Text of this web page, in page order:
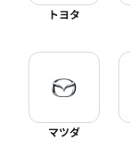
トヨタ
マツダ